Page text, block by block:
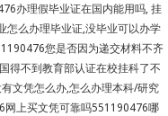
办理假毕业证在国内能用吗, 挂
怎么办理毕业证,没毕业可以办学
您是否因为递交材料不齐
得不到教育部认证在校挂科了不
文凭怎么办,怎么办理本科/研究
上买文凭可靠吗551190476哪